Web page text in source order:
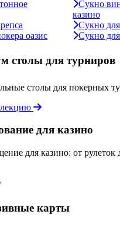
Сукно
казино
Сукно для
оазис
Сукно
столы для турниров
столы для покерных
для казино
для казино: от рулеток
карты